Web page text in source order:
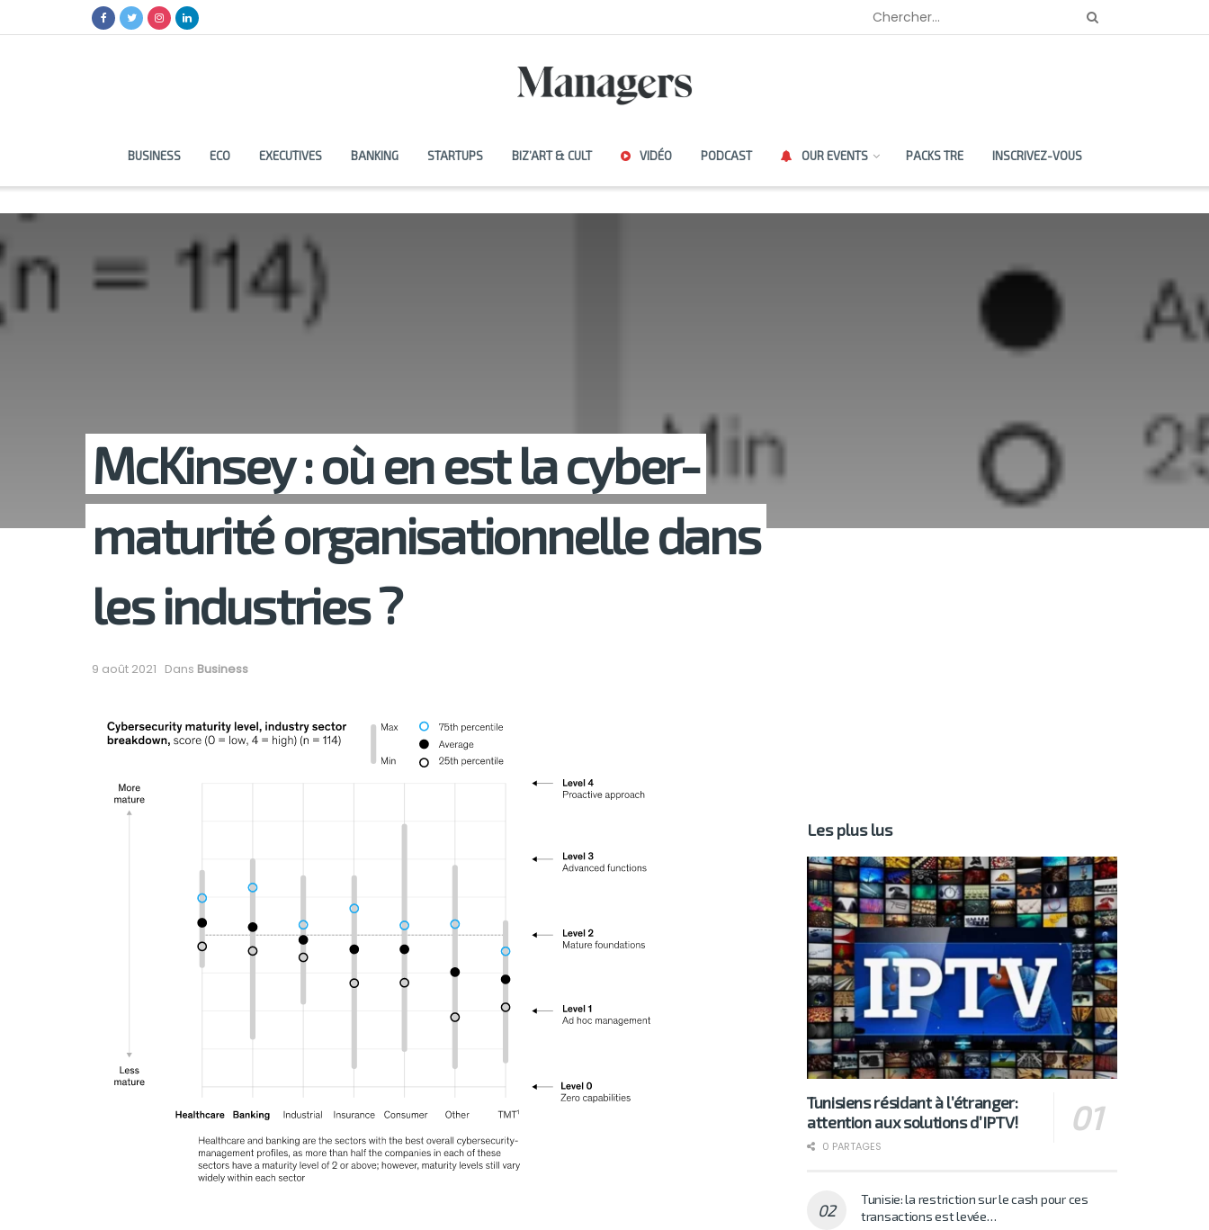
BUSINESS ECO EXECUTIVES BANKING STARTUPS BIZ’ART & CULT VIDÉO PODCAST OUR EVENTS PACKS TRE INSCRIVEZ-VOUS
McKinsey : où en est la cyber-
maturité organisationnelle dans
les industries ?
9 août 2021 Dans Business
Les plus lus
Tunisiens résidant à l’étranger:
attention aux solutions d’IPTV!
0 PARTAGES
Tunisie: la restriction sur le cash pour ces
transactions est levée…